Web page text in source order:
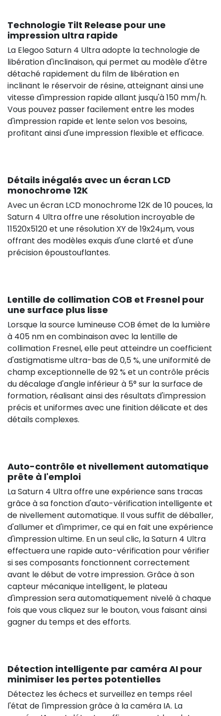
Technologie Tilt Release pour une
impression ultra rapide
La Elegoo Saturn 4 Ultra adopte la technologie de
libération d'inclinaison, qui permet au modèle d'être
détaché rapidement du film de libération en
inclinant le réservoir de résine, atteignant ainsi une
vitesse d'impression rapide allant jusqu'à 150 mm/h.
Vous pouvez passer facilement entre les modes
d'impression rapide et lente selon vos besoins,
profitant ainsi d'une impression flexible et efficace.
Détails inégalés avec un écran LCD
monochrome 12K
Avec un écran LCD monochrome 12K de 10 pouces, la
Saturn 4 Ultra offre une résolution incroyable de
11520x5120 et une résolution XY de 19x24μm, vous
offrant des modèles exquis d'une clarté et d'une
précision époustouflantes.
Lentille de collimation COB et Fresnel pour
une surface plus lisse
Lorsque la source lumineuse COB émet de la lumière
à 405 nm en combinaison avec la lentille de
collimation Fresnel, elle peut atteindre un coefficient
d'astigmatisme ultra-bas de 0,5 %, une uniformité de
champ exceptionnelle de 92 % et un contrôle précis
du décalage d'angle inférieur à 5° sur la surface de
formation, réalisant ainsi des résultats d'impression
précis et uniformes avec une finition délicate et des
détails complexes.
Auto-contrôle et nivellement automatique
prête à l'emploi
La Saturn 4 Ultra offre une expérience sans tracas
grâce à sa fonction d'auto-vérification intelligente et
de nivellement automatique. Il vous suffit de déballer,
d'allumer et d'imprimer, ce qui en fait une expérience
d'impression ultime. En un seul clic, la Saturn 4 Ultra
effectuera une rapide auto-vérification pour vérifier
si ses composants fonctionnent correctement
avant le début de votre impression. Grâce à son
capteur mécanique intelligent, le plateau
d'impression sera automatiquement nivelé à chaque
fois que vous cliquez sur le bouton, vous faisant ainsi
gagner du temps et des efforts.
Détection intelligente par caméra AI pour
minimiser les pertes potentielles
Détectez les échecs et surveillez en temps réel
l'état de l'impression grâce à la caméra IA. La